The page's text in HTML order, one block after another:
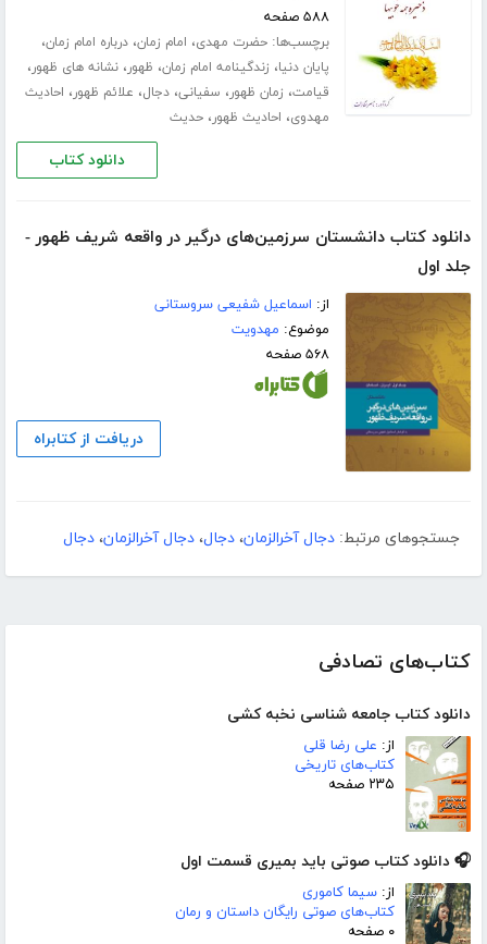
کتاب‌های تصادفی
دانلود کتاب جامعه شناسی نخبه کشی
از: علی رضا قلی
کتاب‌های تاریخی
۲۳۵ صفحه
🎧 دانلود کتاب صوتی باید بمیری قسمت اول
از: سیما کاموری
کتاب‌های صوتی رایگان داستان و رمان
۰ صفحه
۵۸۸ صفحه
برچسب‌ها:حضرت مهدی، امام زمان،درباره امام زمان،
پایان دنیا، زندگینامه امام زمان، ظهور،نشانه های ظهور،
قیامت، زمان ظهور، سفیانی،دجال، علائم ظهور، احادیث
مهدوی، احادیث ظهور،حدیث
دانلود کتاب
دانلود کتاب دانشستان سرزمین‌های درگیر در واقعه شریف ظهور -
جلد اول
از: اسماعیل شفیعی سروستانی
موضوع: مهدویت
۵۶۸ صفحه
دریافت از کتابراه
جستجوهای مرتبط: دجال آخرالزمان، دجال، دجال آخرالزمان، دجال